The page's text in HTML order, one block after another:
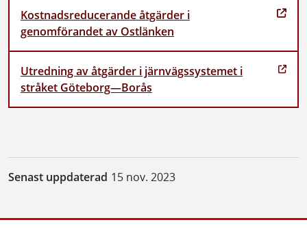
Kostnadsreducerande åtgärder i
genomförandet av Ostlänken
Utredning av åtgärder i järnvägssystemet i
stråket Göteborg—Borås
Senast uppdaterad 15 nov. 2023